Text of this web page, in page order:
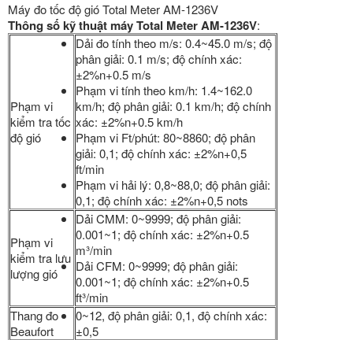
Máy đo tốc độ gió Total Meter AM-1236V
Thông số kỹ thuật máy Total Meter AM-1236V:
Phạm vi
kiểm tra tốc
độ gió
Dải đo tính theo m/s: 0.4~45.0 m/s; độ
phân giải: 0.1 m/s; độ chính xác:
±2%n+0.5 m/s
Phạm vi tính theo km/h: 1.4~162.0
km/h; độ phân giải: 0.1 km/h; độ chính
xác: ±2%n+0.5 km/h
Phạm vi Ft/phút: 80~8860; độ phân
giải: 0,1; độ chính xác: ±2%n+0,5
ft/min
Phạm vi hải lý: 0,8~88,0; độ phân giải:
0,1; độ chính xác: ±2%n+0,5 nots
Phạm vi
kiểm tra lưu
lượng gió
Dải CMM: 0~9999; độ phân giải:
0.001~1; độ chính xác: ±2%n+0.5
m³/min
Dải CFM: 0~9999; độ phân giải:
0.001~1; độ chính xác: ±2%n+0.5
ft³/min
Thang đo
Beaufort
0~12, độ phân giải: 0,1, độ chính xác:
±0,5